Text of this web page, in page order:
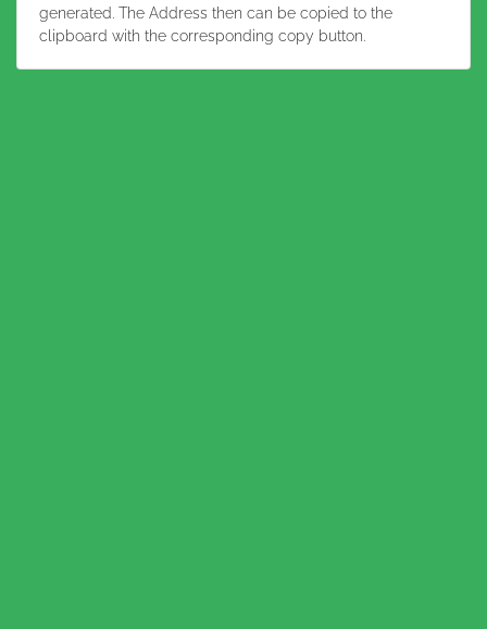
generated. The Address then can be copied to the
clipboard with the corresponding copy button.